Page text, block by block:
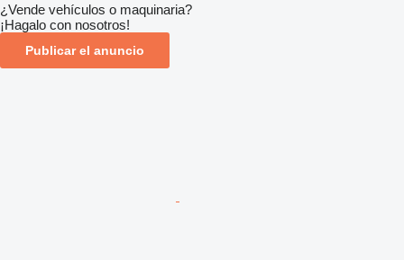
¿Vende vehículos o maquinaria?
¡Hagalo con nosotros!
Publicar el anuncio